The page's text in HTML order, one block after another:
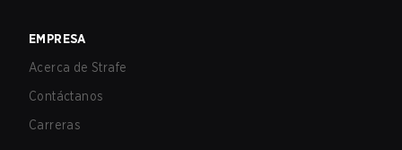
EMPRESA
Acerca de Strafe
Contáctanos
Carreras